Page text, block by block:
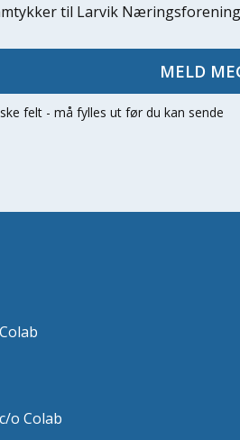
til Larvik
MELD
felt - må fylles ut før du kan sende
o Colab